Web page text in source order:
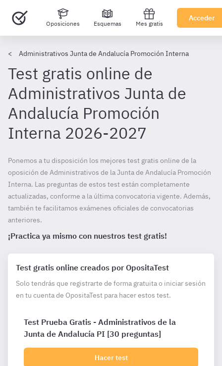
Oposiciones Esquemas Mes gratis
Acceder
Administrativos Junta de Andalucía Promoción Interna
Test gratis online de
Administrativos Junta de
Andalucía Promoción
Interna 2026-2027
Ponemos a tu disposición los mejores test gratis online de la
oposición de Administrativos de la Junta de Andalucía Promoción
Interna. Las preguntas de estos test están completamente
actualizadas, conforme a la última convocatoria vigente. Además,
también te facilitamos exámenes oficiales de convocatorias
anteriores.
¡Practica ya mismo con nuestros test gratis!
Test gratis online creados por OpositaTest
Solo tendrás que registrarte de forma gratuita o iniciar sesión
en tu cuenta de OpositaTest para hacer estos test.
Test Prueba Gratis - Administrativos de la
Junta de Andalucía PI [30 preguntas]
Hacer test